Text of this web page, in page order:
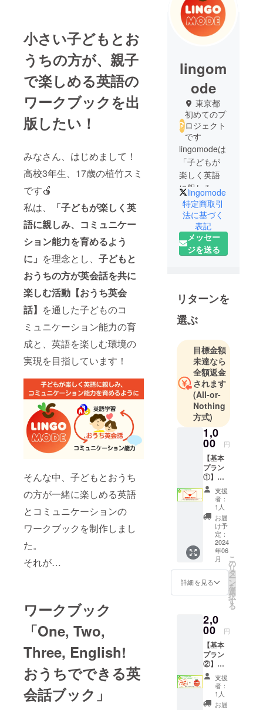
小さい子どもとお
うちの方が、親子
で楽しめる英語の
ワークブックを出
版したい！
みなさん、はじめまして！
高校3年生、17歳の植竹スミ
です🍎
私は、
「子どもが楽しく英
語に親しみ、コミュニケー
ション能力を育めるよう
に」 を理念とし、 子どもと
おうちの方が英会話を共に
楽しむ活動【おうち英会
話】 を通した子どものコ
ミュニケーション能力の育
成と、英語を楽しむ環境の
実現を目指しています！
そんな中、子どもとおうち
の方が一緒に楽しめる英語
とコミュニケーションの
ワークブックを制作しまし
た。
それが…
ワークブック
「One, Two,
Three, English!
おうちでできる英
会話ブック」
lingom
ode
東京都
初めてのプ
ロジェクト
です
lingomodeは
「子どもが
楽しく英語
に親しみ、
コミュニ
ケーション
能力を育め
るように」
を理念とし
で取り組ん
でいるプロ
ジェクトで
多くの子ど
もたちに、
広い世界を
見るための
切符を届け
られるよ
う、子ども
とおうちの
方が一緒に
取り組める
「おうち英
会話」の
ワークブッ
クを開発、
現在出版に
向けて活動
していま
す！
くお願いし
lingomode
特定商取引
法に基づく
表記
メッセー
ジを送る
リターンを
選ぶ
目標金額
未達なら
全額返金
されます
(All-or-
Nothing
方式)
1,0
00 円
【基本
プラン
①】サ
ン
キュー
メール
感謝の
気持ち
をお伝
えする
サン
キュー
メール
を送り
ます！
支援
者：
1人
お届
け予
定：
2024
年06
月
詳細を見る
こ
の
リ
タ
ー
ン
を
選
択
す
る
2,0
00 円
【基本
プラン
②】サ
ン
キュー
カード&
オリジ
支援
者：
1人
お届